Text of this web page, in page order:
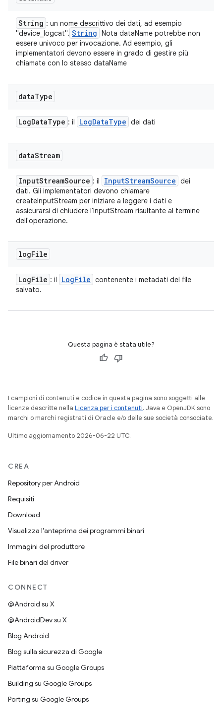
String : un nome descrittivo dei dati, ad esempio
"device_logcat". String Nota dataName potrebbe non
essere univoco per invocazione. Ad esempio, gli
implementatori devono essere in grado di gestire più
chiamate con lo stesso dataName
dataType
LogDataType : il LogDataType dei dati
dataStream
InputStreamSource : il InputStreamSource dei
dati. Gli implementatori devono chiamare
createInputStream per iniziare a leggere i dati e
assicurarsi di chiudere l'InputStream risultante al termine
dell'operazione.
logFile
LogFile : il LogFile contenente i metadati del file
salvato.
Questa pagina è stata utile?
I campioni di contenuti e codice in questa pagina sono soggetti alle
licenze descritte nella Licenza per i contenuti. Java e OpenJDK sono
marchi o marchi registrati di Oracle e/o delle sue società consociate.
Ultimo aggiornamento 2026-06-22 UTC.
CREA
Repository per Android
Requisiti
Download
Visualizza l'anteprima dei programmi binari
Immagini del produttore
File binari del driver
CONNECT
@Android su X
@AndroidDev su X
Blog Android
Blog sulla sicurezza di Google
Piattaforma su Google Groups
Building su Google Groups
Porting su Google Groups